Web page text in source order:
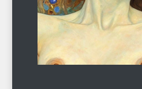
А ещё борода
ЛЕТО 07.08.2026